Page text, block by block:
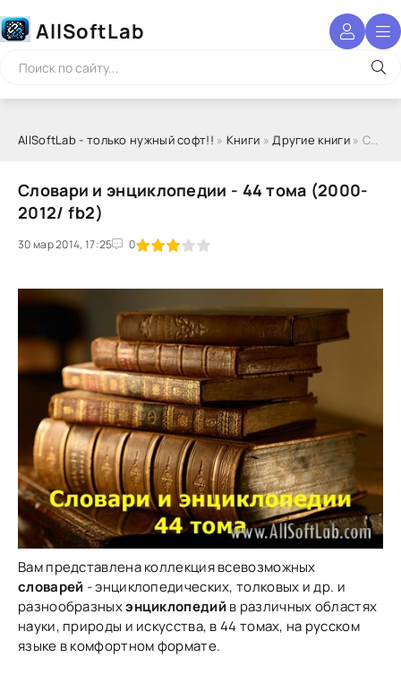
AllSoftLab
AllSoftLab - только нужный софт!! » Книги »Другие книги» Словари и энциклопедии - 44 тома (2000-2012/ fb2)
Словари и энциклопедии - 44 тома (2000-
2012/ fb2)
30 мар 2014, 17:25 0
1 2 3 4 5
Вам представлена коллекция всевозможных
словарей - энциклопедических, толковых и др. и
разнообразныхэнциклопедий в различных областях
науки, природы и искусства, в 44 томах, на русском
языке в комфортном формате.